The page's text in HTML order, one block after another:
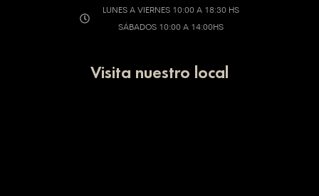
LUNES A VIERNES 10:00 A 18:30 HS
SÁBADOS 10:00 A 14:00HS
Visita nuestro local